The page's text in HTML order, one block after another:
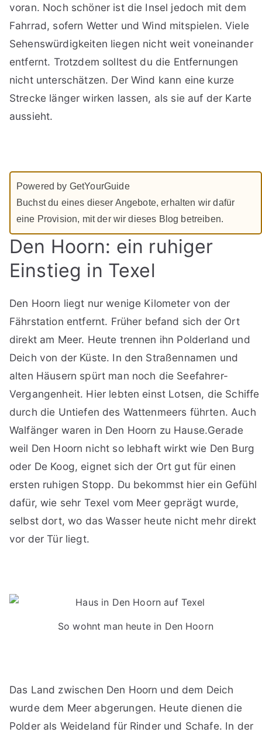
voran. Noch schöner ist die Insel jedoch mit dem
Fahrrad, sofern Wetter und Wind mitspielen. Viele
Sehenswürdigkeiten liegen nicht weit voneinander
entfernt. Trotzdem solltest du die Entfernungen
nicht unterschätzen. Der Wind kann eine kurze
Strecke länger wirken lassen, als sie auf der Karte
aussieht.
Powered by GetYourGuide
Buchst du eines dieser Angebote, erhalten wir dafür
eine Provision, mit der wir dieses Blog betreiben.
Den Hoorn: ein ruhiger
Einstieg in Texel
Den Hoorn liegt nur wenige Kilometer von der
Fährstation entfernt. Früher befand sich der Ort
direkt am Meer. Heute trennen ihn Polderland und
Deich von der Küste. In den Straßennamen und
alten Häusern spürt man noch die Seefahrer-
Vergangenheit. Hier lebten einst Lotsen, die Schiffe
durch die Untiefen des Wattenmeers führten. Auch
Walfänger waren in Den Hoorn zu Hause.Gerade
weil Den Hoorn nicht so lebhaft wirkt wie Den Burg
oder De Koog, eignet sich der Ort gut für einen
ersten ruhigen Stopp. Du bekommst hier ein Gefühl
dafür, wie sehr Texel vom Meer geprägt wurde,
selbst dort, wo das Wasser heute nicht mehr direkt
vor der Tür liegt.
So wohnt man heute in Den Hoorn
Das Land zwischen Den Hoorn und dem Deich
wurde dem Meer abgerungen. Heute dienen die
Polder als Weideland für Rinder und Schafe. In der